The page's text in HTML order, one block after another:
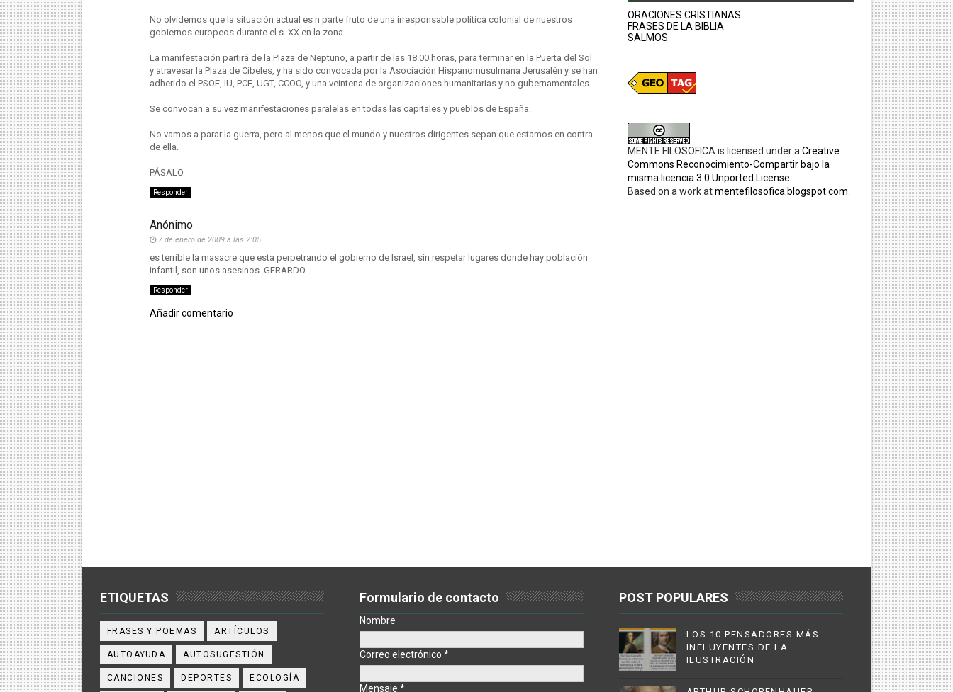
No olvidemos que la situación actual es n parte fruto de una irresponsable política colonial de nuestros
gobiernos europeos durante el s. XX en la zona.
La manifestación partirá de la Plaza de Neptuno, a partir de las 18.00 horas, para terminar en la Puerta del Sol
y atravesar la Plaza de Cibeles, y ha sido convocada por la Asociación Hispanomusulmana Jerusalén y se han
adherido el PSOE, IU, PCE, UGT, CCOO, y una veintena de organizaciones humanitarias y no gubernamentales.
Se convocan a su vez manifestaciones paralelas en todas las capitales y pueblos de España.
No vamos a parar la guerra, pero al menos que el mundo y nuestros dirigentes sepan que estamos en contra
de ella.
PÁSALO
Responder
Anónimo
7 de enero de 2009 a las 2:05
es terrible la masacre que esta perpetrando el gobierno de Israel, sin respetar lugares donde hay población
infantil, son unos asesinos. GERARDO
Responder
Añadir comentario
ORACIONES CRISTIANAS
FRASES DE LA BIBLIA
SALMOS
MENTE FILOSOFICA is licensed under a Creative
Commons Reconocimiento-Compartir bajo la
misma licencia 3.0 Unported License
Based on a work atmentefilosofica.blogspot.com
ETIQUETAS
FRASES Y POEMAS ARTÍCULOS
AUTOAYUDA AUTOSUGESTIÓN
CANCIONES DEPORTES ECOLOGÍA
Formulario de contacto
Nombre
Correo electrónico *
Mensaje *
POST POPULARES
LOS 10 PENSADORES MÁS
INFLUYENTES DE LA
ILUSTRACIÓN